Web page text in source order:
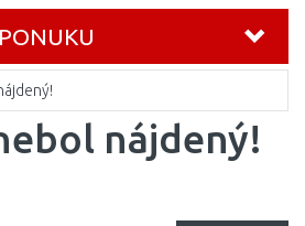
nájdený!